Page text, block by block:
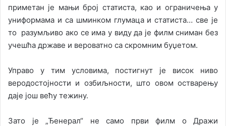
приметан је мањи број статиста, као и ограничења у
униформама и са шминком глумаца и статиста… све је
то разумљиво ако се има у виду да је филм сниман без
учешћа државе и вероватно са скромним буџетом.
Управо у тим условима, постигнут је висок ниво
веродостојности и озбиљности, што овом остварењу
даје још већу тежину.
Зато је „Ђенерал“ не само први филм о Дражи